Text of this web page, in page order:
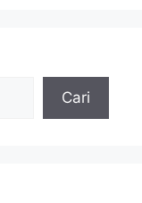
Cari